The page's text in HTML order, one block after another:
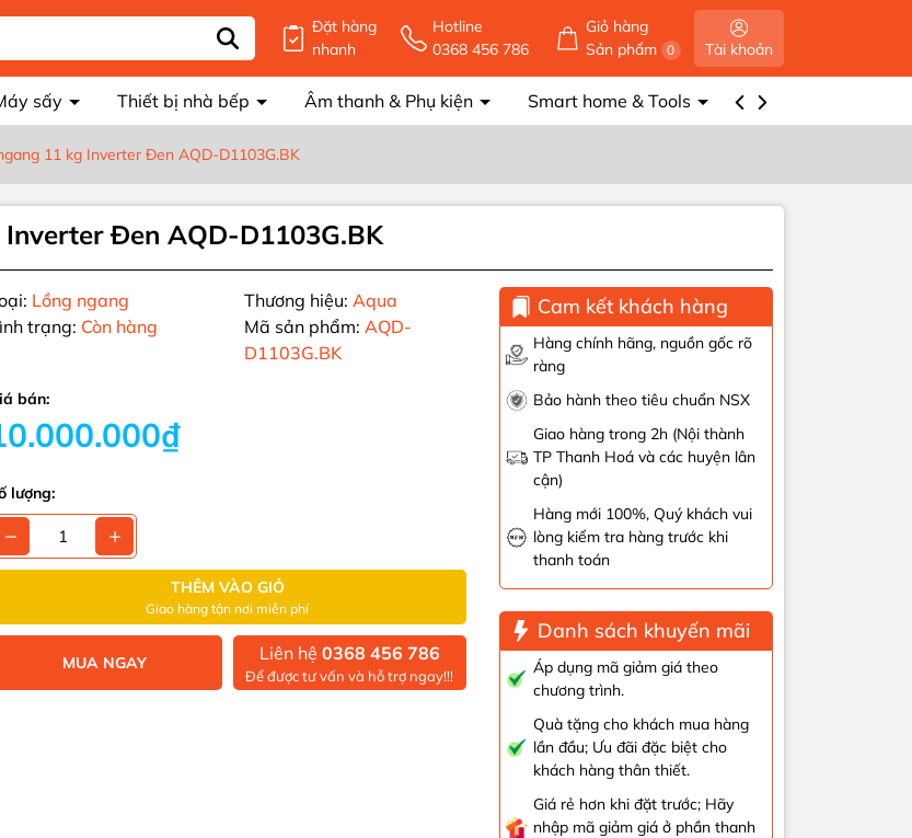
Đặt hàng
nhanh
Hotline
0368 456 786
Giỏ hàng
Sản phẩm 0 Tài khoản
sấy Thiết bị nhà bếp Âm thanh & Phụ kiện Smart home & Tools Năng lượng mặt trời
11 kg Inverter Đen AQD-D1103G.BK
Đen AQD-D1103G.BK
Lồng ngang Thương hiệu: Aqua
trạng: Còn hàng Mã sản phẩm: AQD-
D1103G.BK
bán:
lượng:
THÊM VÀO GIỎ
Giao hàng tận nơi miễn phí
MUA NGAY Liên hệ 0368 456 786
Để được tư vấn và hỗ trợ ngay!!!
Cam kết khách hàng
Hàng chính hãng, nguồn gốc rõ
ràng
Bảo hành theo tiêu chuẩn NSX
Giao hàng trong 2h (Nội thành
TP Thanh Hoá và các huyện lân
cận)
Hàng mới 100%, Quý khách vui
lòng kiểm tra hàng trước khi
thanh toán
Danh sách khuyến mãi
Áp dụng mã giảm giá theo
chương trình.
Quà tặng cho khách mua hàng
lần đầu; Ưu đãi đặc biệt cho
khách hàng thân thiết.
Giá rẻ hơn khi đặt trước; Hãy
nhập mã giảm giá ở phần thanh